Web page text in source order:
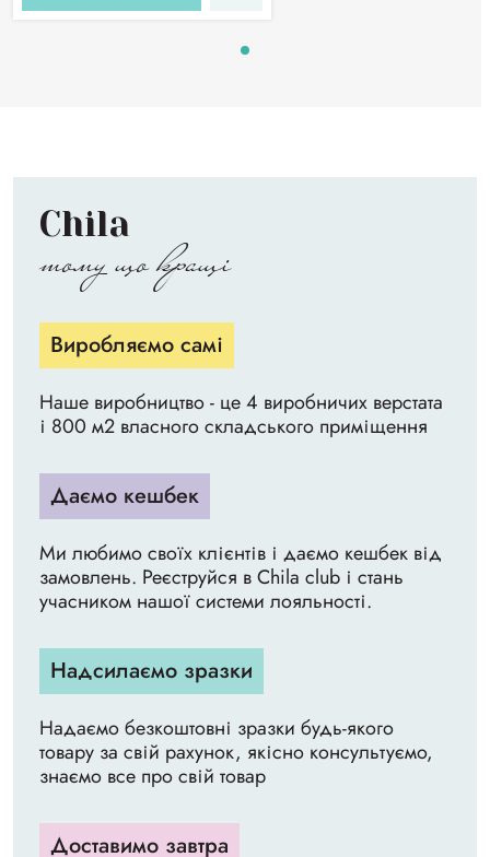
Chila
тому що кращі
Виробляємо самі
Наше виробництво - це 4 виробничих верстата
і 800 м2 власного складського приміщення
Даємо кешбек
Ми любимо своїх клієнтів і даємо кешбек від
замовлень. Реєструйся в Chila club і стань
учасником нашої системи лояльності.
Надсилаємо зразки
Надаємо безкоштовні зразки будь-якого
товару за свій рахунок, якісно консультуємо,
знаємо все про свій товар
Доставимо завтра